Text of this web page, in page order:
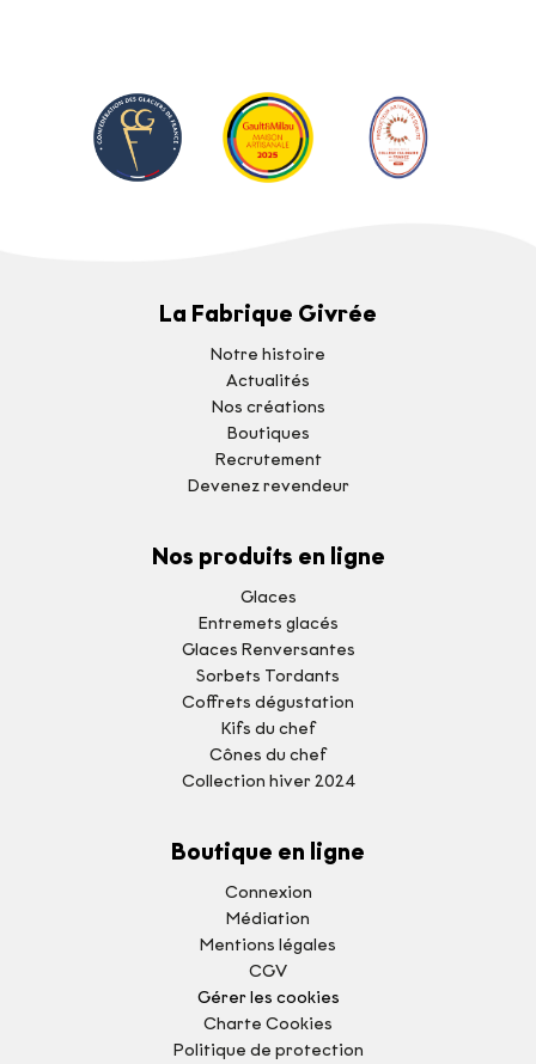
La Fabrique Givrée
Notre histoire
Actualités
Nos créations
Boutiques
Recrutement
Devenez revendeur
Nos produits en ligne
Glaces
Entremets glacés
Glaces Renversantes
Sorbets Tordants
Coffrets dégustation
Kifs du chef
Cônes du chef
Collection hiver 2024
Boutique en ligne
Connexion
Médiation
Mentions légales
CGV
Gérer les cookies
Charte Cookies
Politique de protection